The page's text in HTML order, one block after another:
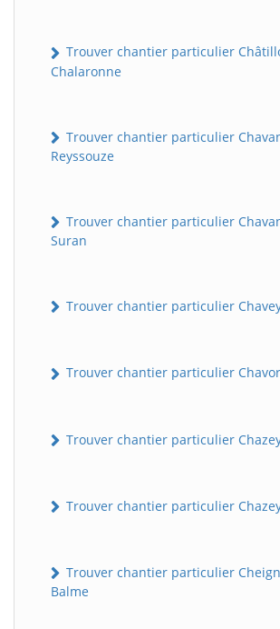
Trouver chantier particulier
Chalaronne
Trouver chantier particulier
Reyssouze
Trouver chantier particulier
Suran
Trouver chantier particulier
Trouver chantier particulier
Trouver chantier particulier
Trouver chantier particulier
Trouver chantier particulier
Balme